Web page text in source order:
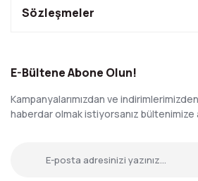
Sözleşmeler
E-Bültene Abone Olun!
Kampanyalarımızdan ve
haberdar olmak istiyorsanız bültenimize